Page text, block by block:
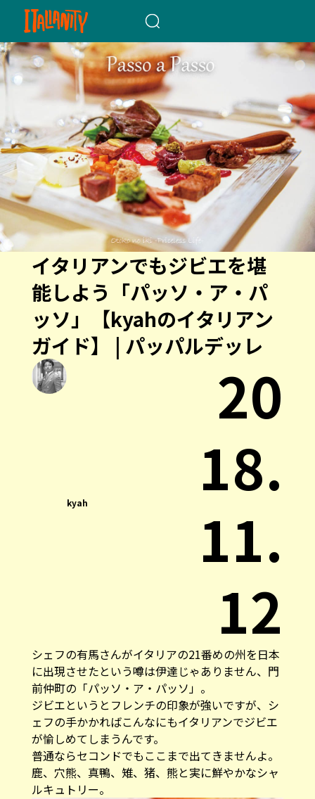
イタリアンでもジビエを堪
能しよう「パッソ・ア・パ
ッソ」【kyahのイタリアン
ガイド】 | パッパルデッレ
kyah
20
18.
11.
12
シェフの有馬さんがイタリアの21番めの州を日本
に出現させたという噂は伊達じゃありません、門
前仲町の「パッソ・ア・パッソ」。
ジビエというとフレンチの印象が強いですが、シ
ェフの手かかればこんなにもイタリアンでジビエ
が愉しめてしまうんです。
普通ならセコンドでもここまで出てきませんよ。
鹿、穴熊、真鴨、雉、猪、熊と実に鮮やかなシャ
ルキュトリー。